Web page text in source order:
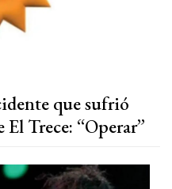
que sufrió
Trece: “Operar”